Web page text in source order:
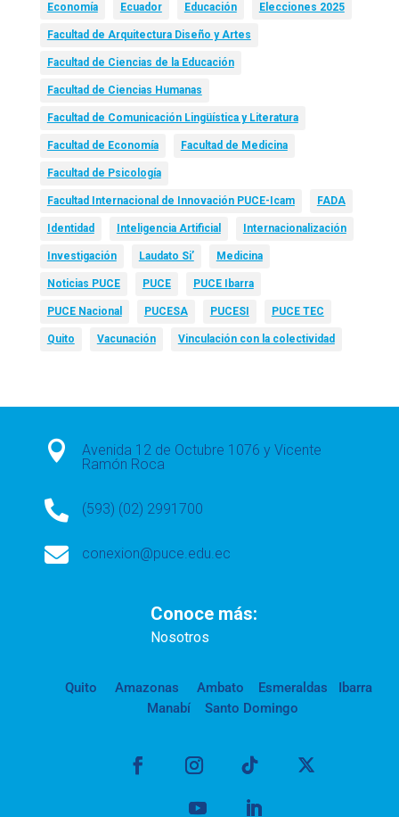
Economía Ecuador Educación Elecciones 2025
Facultad de Arquitectura Diseño y Artes
Facultad de Ciencias de la Educación
Facultad de Ciencias Humanas
Facultad de Comunicación Lingüística y Literatura
Facultad de Economía Facultad de Medicina
Facultad de Psicología
Facultad Internacional de Innovación PUCE-Icam FADA
Identidad Inteligencia Artificial Internacionalización
Investigación Laudato Si’ Medicina
Noticias PUCE PUCE PUCE Ibarra
PUCE Nacional PUCESA PUCESI PUCE TEC
Quito Vacunación Vinculación con la colectividad

Avenida 12 de Octubre 1076 y Vicente
Ramón Roca
 (593) (02) 2991700
 conexion@puce.edu.ec
Conoce más:
Nosotros
Quito Amazonas Ambato Esmeraldas
Ibarra
Manabí
Santo Domingo